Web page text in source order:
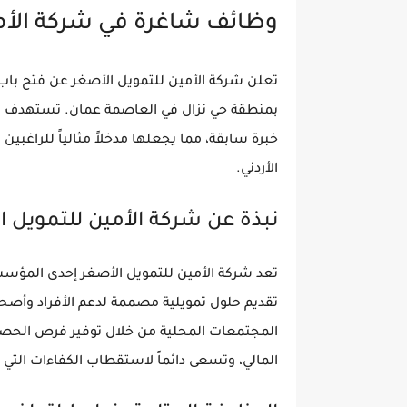
وظائف شاغرة في شركة
تعلن شركة الأمين للتمويل الأصغر عن فتح
بمنطقة حي نزال في العاصمة عمان. تستهدف
خبرة سابقة، مما يجعلها مدخلاً مثالياً
الأردني.
نبذة عن شركة الأمين للتمويل
تعد شركة الأمين للتمويل الأصغر إحدى
تقديم حلول تمويلية مصممة لدعم الأفراد
المجتمعات المحلية من خلال توفير فرص
المالي، وتسعى دائماً لاستقطاب الكفاءات